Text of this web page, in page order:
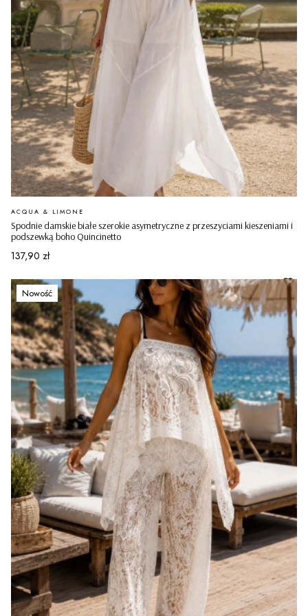
Spodnie damskie białe szerokie asymetryczne z przeszyciami kieszeniami i
podszewką boho Quincinetto
PRODUCENT
ACQUA & LIMONE
Cena
137,90 zł
Nowość